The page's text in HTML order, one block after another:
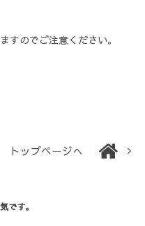
すのでご注意ください。
トップページへ
です。